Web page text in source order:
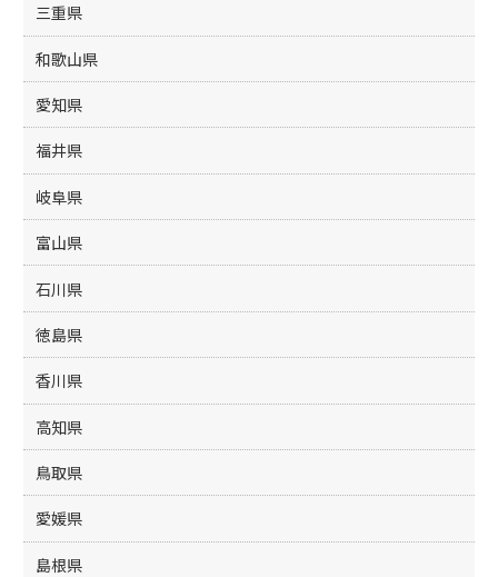
三重県
和歌山県
愛知県
福井県
岐阜県
富山県
石川県
徳島県
香川県
高知県
鳥取県
愛媛県
島根県